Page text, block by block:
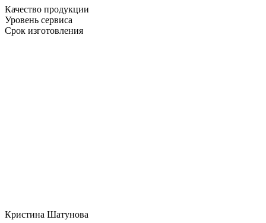
Качество продукции
Уровень сервиса
Срок изготовления
Кристина Шатунова